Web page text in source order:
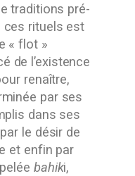
traditions pré-
ces rituels est
« flot »
de l’existence
renaître,
par ses
dans ses
le désir de
et enfin par
bahiki,